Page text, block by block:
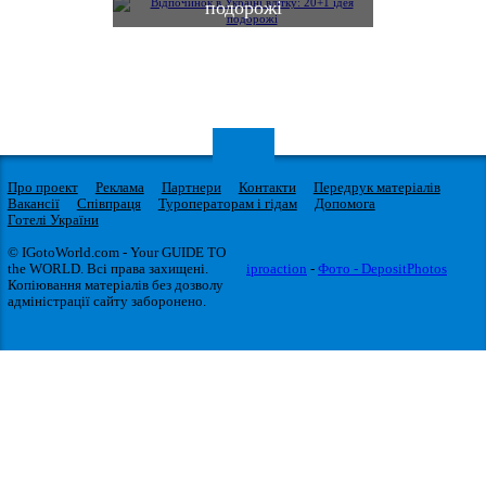
подорожі
Про проект Реклама Партнери Контакти
Передрук матеріалів
Вакансії
Співпраця Туроператорам і гідам
Допомога
Готелі України
© IGotoWorld.com - Your GUIDE TO
the WORLD. Всі права захищені.
Копіювання матеріалів без дозволу
адміністрації сайту заборонено.
iproaction - Фото - DepositPhotos